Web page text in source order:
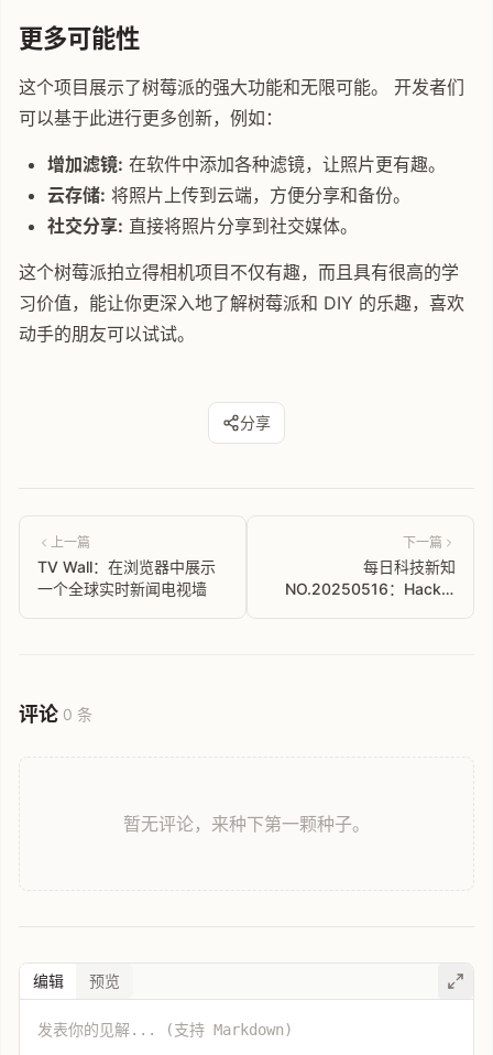
更多可能性
这个项目展示了树莓派的强大功能和无限可能。 开发者们
可以基于此进行更多创新，例如：
增加滤镜: 在软件中添加各种滤镜，让照片更有趣。
云存储: 将照片上传到云端，方便分享和备份。
社交分享: 直接将照片分享到社交媒体。
这个树莓派拍立得相机项目不仅有趣，而且具有很高的学
习价值，能让你更深入地了解树莓派和 DIY 的乐趣，喜欢
动手的朋友可以试试。
分享
上一篇
TV Wall：在浏览器中展示
一个全球实时新闻电视墙
下一篇
每日科技新知
NO.20250516：Hacker
评论 0 条
暂无评论，来种下第一颗种子。
编辑 预览